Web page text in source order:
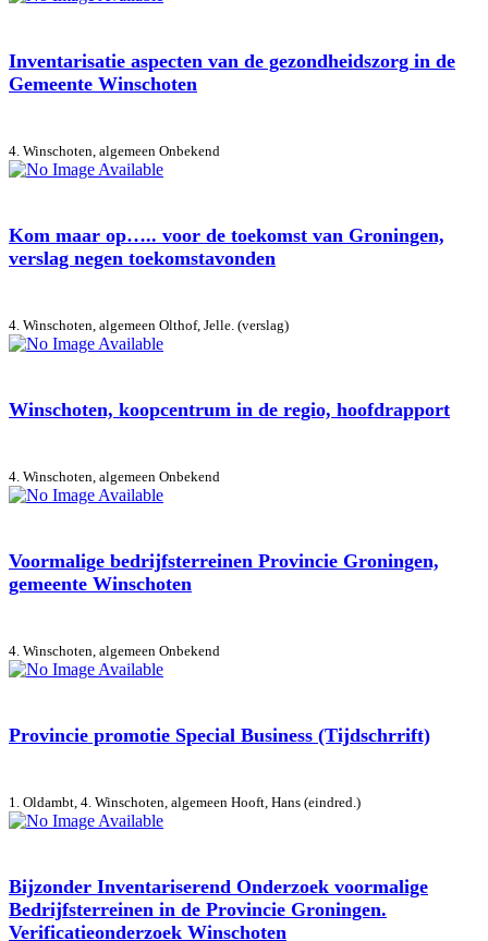
Inventarisatie aspecten van de gezondheidszorg in de
Gemeente Winschoten
4. Winschoten, algemeen Onbekend
Kom maar op….. voor de toekomst van Groningen,
verslag negen toekomstavonden
4. Winschoten, algemeen Olthof, Jelle. (verslag)
Winschoten, koopcentrum in de regio, hoofdrapport
4. Winschoten, algemeen Onbekend
Voormalige bedrijfsterreinen Provincie Groningen,
gemeente Winschoten
4. Winschoten, algemeen Onbekend
Provincie promotie Special Business (Tijdschrrift)
1. Oldambt, 4. Winschoten, algemeen Hooft, Hans (eindred.)
Bijzonder Inventariserend Onderzoek voormalige
Bedrijfsterreinen in de Provincie Groningen.
Verificatieonderzoek Winschoten